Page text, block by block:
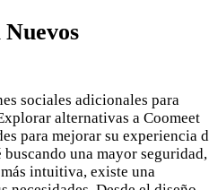
sociales adicionales para
alternativas a Coomeet
para mejorar su experiencia
buscando una mayor seguridad,
intuitiva, existe una